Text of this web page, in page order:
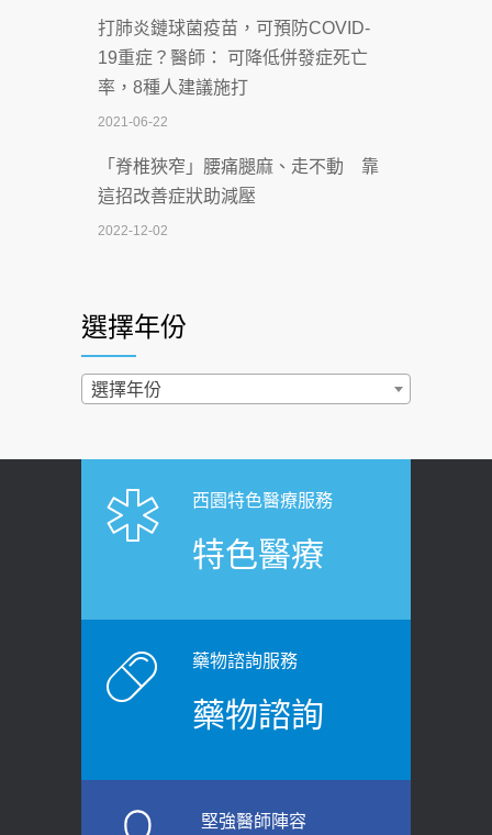
【115年臺北市「防癌保衛戰：健康好禮
一手刮」】 宣導
2026-07-02
2026-07-02
4連霸議員黃秋澤癌逝！食道癌為何奪命
西園醫院55周年 7／10捐血公益活動 邀
民眾熱血響應
2026-06-30
健康肛門痛都是痔瘡?醫談瘍瘍瘻管與肛
裂差異 逾50歲民眾可做1事
原則避免血糖血壓飆高
2026-06-08
打肺炎鏈球菌疫苗，可預防COVID-
19重症？醫師： 可降低併發症死亡
率，8種人建議施打
2021-06-22
「脊椎狹窄」腰痛腿麻、走不動 靠
這招改善症狀助減壓
2022-12-02
2022-02-17
過量維生素D和鈣恐罹癌? 醫師釋
「落枕」不要大力按脖子！ 1招「伸
展運動」預防落枕
老後睡不好、夜間易跌倒
2021-03-05
選擇年份
選擇年份
西園特色醫療服務
特色醫療
藥物諮詢服務
藥物諮詢
堅強醫師陣容